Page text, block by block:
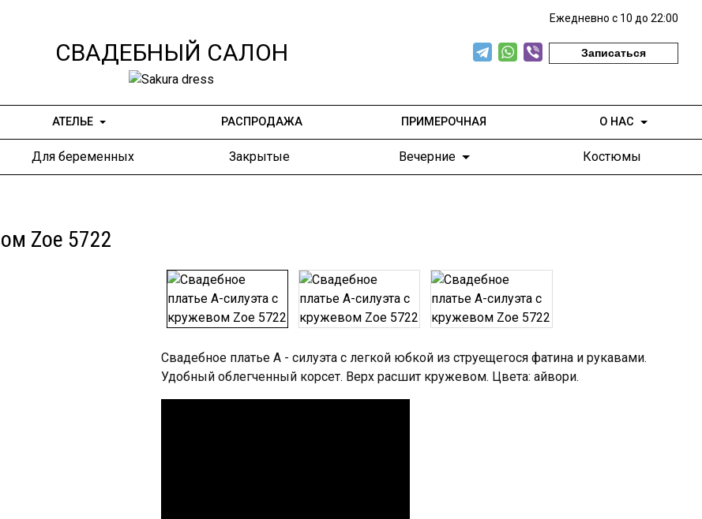
СВАДЕБНЫЙ САЛОН
Ежедневно с 10 до 22:00
Записаться
АТЕЛЬЕ РАСПРОДАЖА ПРИМЕРОЧНАЯ О НАС
Для беременных Закрытые Вечерние Костюмы
Zoe 5722
Свадебное платье А - силуэта с легкой юбкой из струещегося фатина и рукавами.
Удобный облегченный корсет. Верх расшит кружевом. Цвета: айвори.